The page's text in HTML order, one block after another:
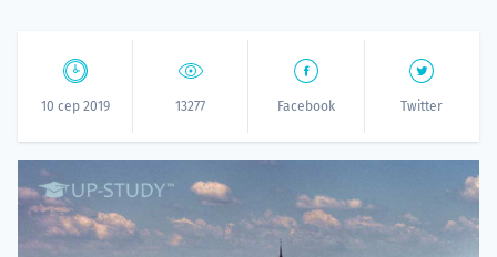
10 сер 2019 13277 Facebook Twitter